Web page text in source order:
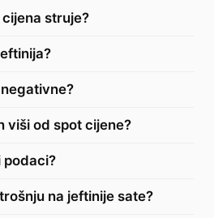
struje?
viši od spot cijene?
podaci?
na jeftinije sate?